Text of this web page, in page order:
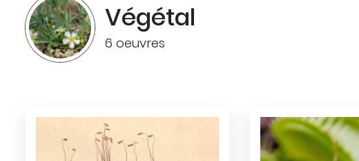
Végétal
6 oeuvres